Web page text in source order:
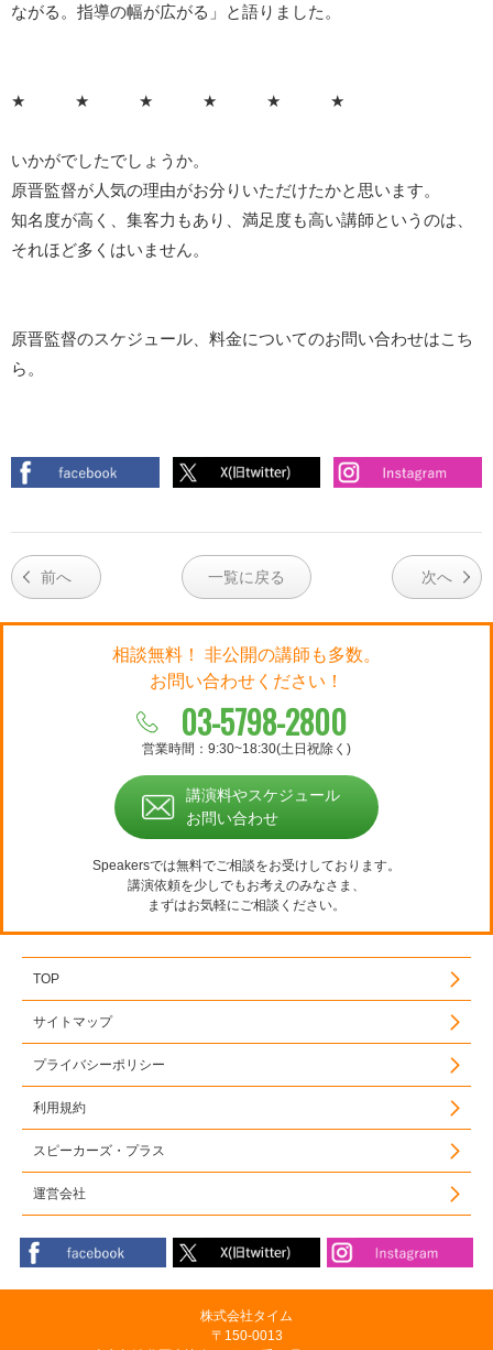
ながる。指導の幅が広がる」と語りました。
★ ★ ★ ★ ★ ★
いかがでしたでしょうか。
原晋監督が人気の理由がお分りいただけたかと思います。
知名度が高く、集客力もあり、満足度も高い講師というのは、
それほど多くはいません。
原晋監督のスケジュール、料金についてのお問い合わせはこち
ら。
前へ 一覧に戻る 次へ
相談無料！ 非公開の講師も多数。
お問い合わせください！
03-5798-2800
営業時間：9:30~18:30(土日祝除く)
講演料やスケジュール
お問い合わせ
Speakersでは無料でご相談をお受けしております。
講演依頼を少しでもお考えのみなさま、
まずはお気軽にご相談ください。
TOP
サイトマップ
プライバシーポリシー
利用規約
スピーカーズ・プラス
運営会社
株式会社タイム
〒150-0013